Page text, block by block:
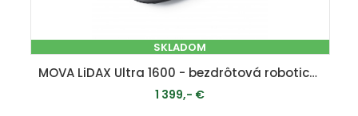
SKLADOM
MOVA LiDAX Ultra 1600 - bezdrôtová robotická kosačka ( 1600 m2 )
1 399,- €